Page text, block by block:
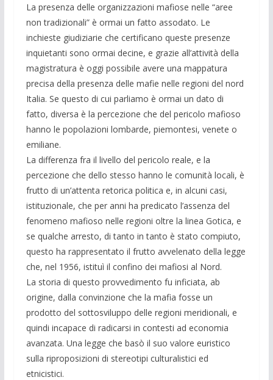
La presenza delle organizzazioni mafiose nelle “aree
non tradizionali” è ormai un fatto assodato. Le
inchieste giudiziarie che certificano queste presenze
inquietanti sono ormai decine, e grazie all’attività della
magistratura è oggi possibile avere una mappatura
precisa della presenza delle mafie nelle regioni del nord
Italia. Se questo di cui parliamo è ormai un dato di
fatto, diversa è la percezione che del pericolo mafioso
hanno le popolazioni lombarde, piemontesi, venete o
emiliane.
La differenza fra il livello del pericolo reale, e la
percezione che dello stesso hanno le comunità locali, è
frutto di un’attenta retorica politica e, in alcuni casi,
istituzionale, che per anni ha predicato l’assenza del
fenomeno mafioso nelle regioni oltre la linea Gotica, e
se qualche arresto, di tanto in tanto è stato compiuto,
questo ha rappresentato il frutto avvelenato della legge
che, nel 1956, istituì il confino dei mafiosi al Nord.
La storia di questo provvedimento fu inficiata, ab
origine, dalla convinzione che la mafia fosse un
prodotto del sottosviluppo delle regioni meridionali, e
quindi incapace di radicarsi in contesti ad economia
avanzata. Una legge che basò il suo valore euristico
sulla riproposizioni di stereotipi culturalistici ed
etnicistici.